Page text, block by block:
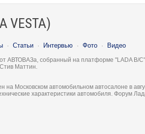
VESTA)
· Статьи · Интервью · Фото · Видео
АВТОВАЗа, собранный на платформе "LADA B/
Маттин.
на Московском автомобильном автосалоне в
характеристики автомобиля. Форум